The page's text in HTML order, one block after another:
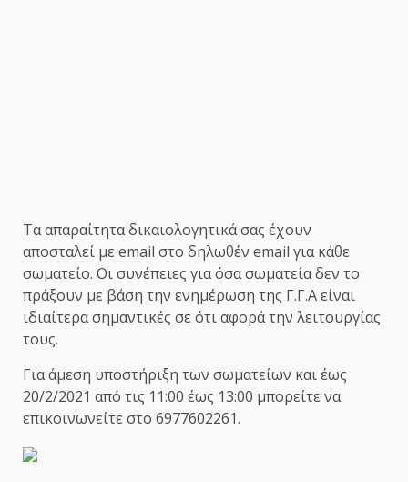
Tα απαραίτητα δικαιολογητικά σας έχουν
αποσταλεί με email στο δηλωθέν email για κάθε
σωματείο. Οι συνέπειες για όσα σωματεία δεν το
πράξουν με βάση την ενημέρωση της Γ.Γ.Α είναι
ιδιαίτερα σημαντικές σε ότι αφορά την λειτουργίας
τους.
Για άμεση υποστήριξη των σωματείων και έως
20/2/2021 από τις 11:00 έως 13:00 μπορείτε να
επικοινωνείτε στο 6977602261.